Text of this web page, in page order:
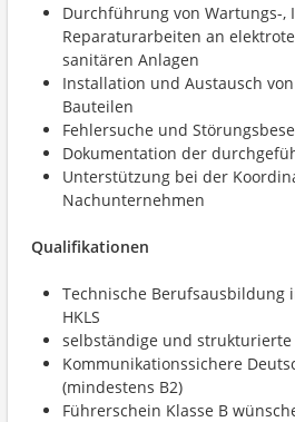
Durchführung von Wartungs-,
Reparaturarbeiten an
sanitären Anlagen
Installation und Austausch
Bauteilen
Fehlersuche und
Dokumentation der
Unterstützung bei der
Nachunternehmen
Qualifikationen
Technische Berufsausbildung
HKLS
selbständige und strukturierte
Kommunikationssichere
(mindestens B2)
Führerschein Klasse B